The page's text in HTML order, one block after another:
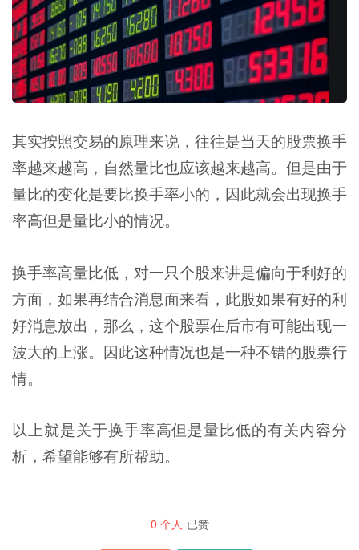
其实按照交易的原理来说，往往是当天的股票换手
率越来越高，自然量比也应该越来越高。但是由于
量比的变化是要比换手率小的，因此就会出现换手
率高但是量比小的情况。
换手率高量比低，对一只个股来讲是偏向于利好的
方面，如果再结合消息面来看，此股如果有好的利
好消息放出，那么，这个股票在后市有可能出现一
波大的上涨。因此这种情况也是一种不错的股票行
情。
以上就是关于换手率高但是量比低的有关内容分
析，希望能够有所帮助。
0 个人 已赞